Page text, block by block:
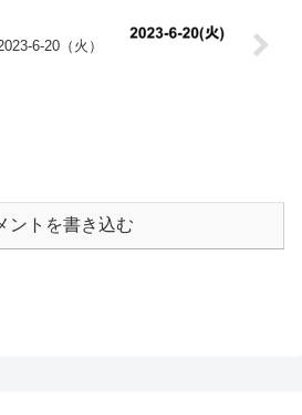
6-20（火）
ントを書き込む